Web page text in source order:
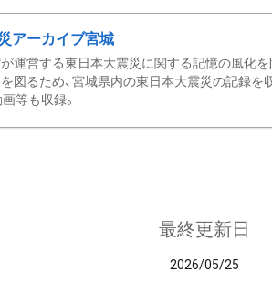
アーカイブ宮城
運営する東日本大震災に関する記憶の風化
図るため、宮城県内の東日本大震災の記録を
等も収録。
最終更新日
2026/05/25